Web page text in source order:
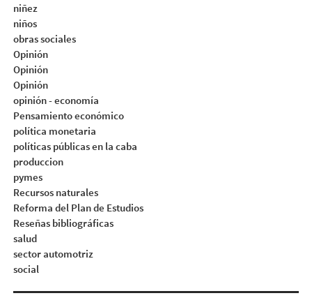
niñez
niños
obras sociales
Opinión
Opinión
Opinión
opinión - economía
Pensamiento económico
política monetaria
políticas públicas en la caba
produccion
pymes
Recursos naturales
Reforma del Plan de Estudios
Reseñas bibliográficas
salud
sector automotriz
social